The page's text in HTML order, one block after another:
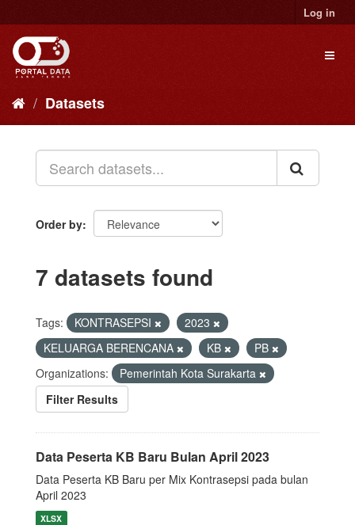
to
content
Log in
Datasets
Order by
7 datasets found
Tags: KONTRASEPSI
2023
KELUARGA BERENCANA
KB
PB
Organizations:
Pemerintah Kota Surakarta
Filter Results
Data Peserta KB Baru Bulan April 2023
Data Peserta KB Baru per Mix Kontrasepsi pada bulan
April 2023
XLSX